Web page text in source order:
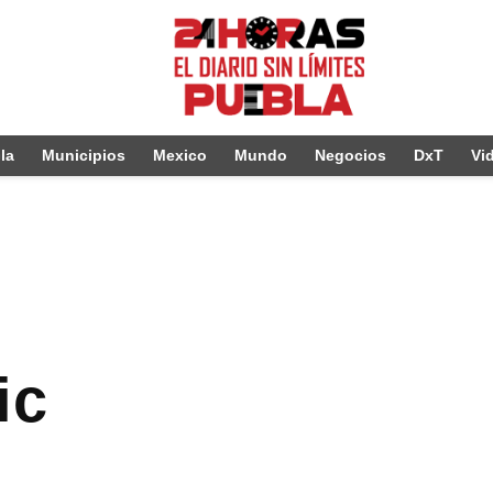
Municipios Mexico Mundo Negocios DxT